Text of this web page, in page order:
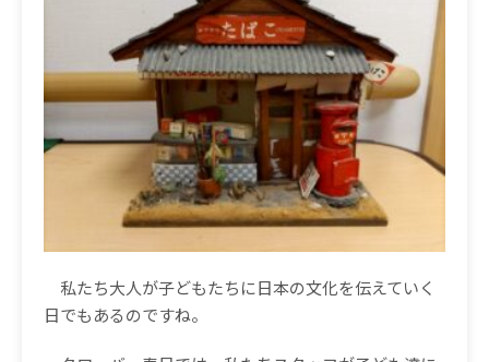
私たち大人が子どもたちに日本の文化を伝えていく
日でもあるのですね。